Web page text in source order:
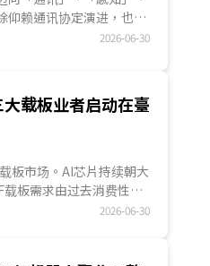
仰赖通讯协定演进，也需
的技术突破。次太赫兹
2026-06-30
载板业者启动在臺
板市场。AI芯片持续朝大
板需求由过去消费性电
2026-06-30